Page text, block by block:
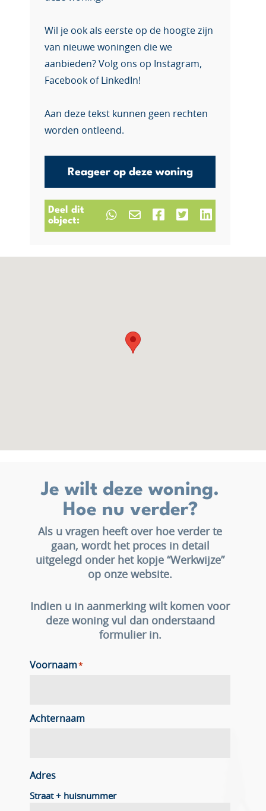
Wil je ook als eerste op de hoogte zijn
van nieuwe woningen die we
aanbieden? Volg ons op Instagram,
Facebook of LinkedIn!
Aan deze tekst kunnen geen rechten
worden ontleend.
Reageer op deze woning
Deel dit
object:
Je wilt deze woning.
Hoe nu verder?
Als u vragen heeft over hoe verder te
gaan, wordt het proces in detail
uitgelegd onder het kopje “Werkwijze”
op onze website.
Indien u in aanmerking wilt komen voor
deze woning vul dan onderstaand
formulier in.
Voornaam*
Achternaam
Adres
Straat + huisnummer